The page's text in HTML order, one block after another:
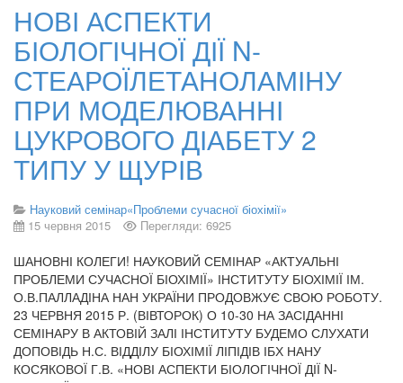
НОВІ АСПЕКТИ
БІОЛОГІЧНОЇ ДІЇ N-
СТЕАРОЇЛЕТАНОЛАМІНУ
ПРИ МОДЕЛЮВАННІ
ЦУКРОВОГО ДІАБЕТУ 2
ТИПУ У ЩУРІВ
Науковий семінар«Проблеми сучасної біохімії»
15 червня 2015
Перегляди: 6925
ШАНОВНІ КОЛЕГИ! НАУКОВИЙ СЕМІНАР «АКТУАЛЬНІ
ПРОБЛЕМИ СУЧАСНОЇ БІОХІМІЇ» ІНСТИТУТУ БІОХІМІЇ ІМ.
О.В.ПАЛЛАДІНА НАН УКРАЇНИ ПРОДОВЖУЄ СВОЮ РОБОТУ.
23 ЧЕРВНЯ 2015 Р. (ВІВТОРОК) О 10-30 НА ЗАСІДАННІ
СЕМІНАРУ В АКТОВІЙ ЗАЛІ ІНСТИТУТУ БУДЕМО СЛУХАТИ
ДОПОВІДЬ Н.С. ВІДДІЛУ БІОХІМІЇ ЛІПІДІВ ІБХ НАНУ
КОСЯКОВОЇ Г.В. «НОВІ АСПЕКТИ БІОЛОГІЧНОЇ ДІЇ N-